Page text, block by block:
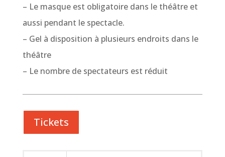
– Le masque est obligatoire dans le théâtre et
aussi pendant le spectacle.
– Gel à disposition à plusieurs endroits dans le
théâtre
– Le nombre de spectateurs est réduit
Tickets